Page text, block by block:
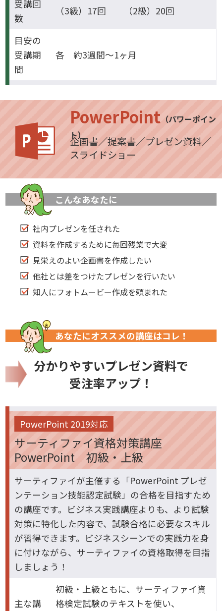
受講回
数
（3級）17回 （2級）20回
目安の
受講期
間
各 約3週間～1ヶ月
PowerPoint （パワーポイン
ト）
企画書／提案書／プレゼン資料／
スライドショー
こんなあなたに
社内プレゼンを任された
資料を作成するために毎回残業で大変
見栄えのよい企画書を作成したい
他社とは差をつけたプレゼンを行いたい
知人にフォトムービー作成を頼まれた
あなたにオススメの講座はコレ！
分かりやすいプレゼン資料で
受注率アップ！
PowerPoint 2019対応
サーティファイ資格対策講座
PowerPoint 初級・上級
サーティファイが主催する「PowerPoint プレゼ
ンテーション技能認定試験」の合格を目指すため
の講座です。ビジネス実践講座よりも、より試験
対策に特化した内容で、試験合格に必要なスキル
が習得できます。ビジネスシーンでの実践力を身
に付けながら、サーティファイの資格取得を目指
しましょう！
主な講
初級・上級ともに、サーティファイ資
格検定試験のテキストを使い、